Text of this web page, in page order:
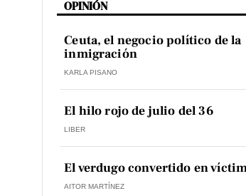
OPINIÓN
Ceuta, el negocio político de la
inmigración
KARLA PISANO
El hilo rojo de julio del 36
LIBER
El verdugo convertido en
AITOR MARTÍNEZ